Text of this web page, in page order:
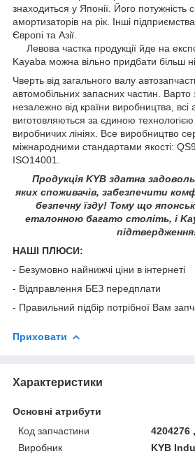
знаходиться у Японії. Його потужність
амортизаторів на рік. Інші
Європі та Азії.
Левова частка продукції йде на
Kayaba можна вільно придбати більш
Чверть від загального валу
автомобільних запасних частин.
незалежно від країни виробництва,
виготовляються за єдиною
виробничих лініях. Все виробництво
міжнародними стандартами якості:
ISO14001.
Продукція KYB здатна
яких споживачів, забезпечити
безпечну їзду! Тому що
еталонною багато століть, і
НАШІ ПЛЮСИ:
- Безумовно найнижчі ціни в інтернеті
- Відправлення БЕЗ передплати
- Правильний підбір потрібної Вам
Приховати
Характеристики
Основні атрибути
Код запчастини
4204276
Виробник
KYB